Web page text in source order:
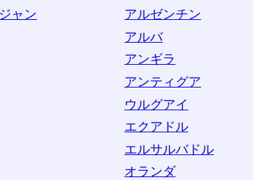
ャン
アルゼンチン
アルバ
アンギラ
アンティグア
ウルグアイ
エクアドル
エルサルバドル
オランダ